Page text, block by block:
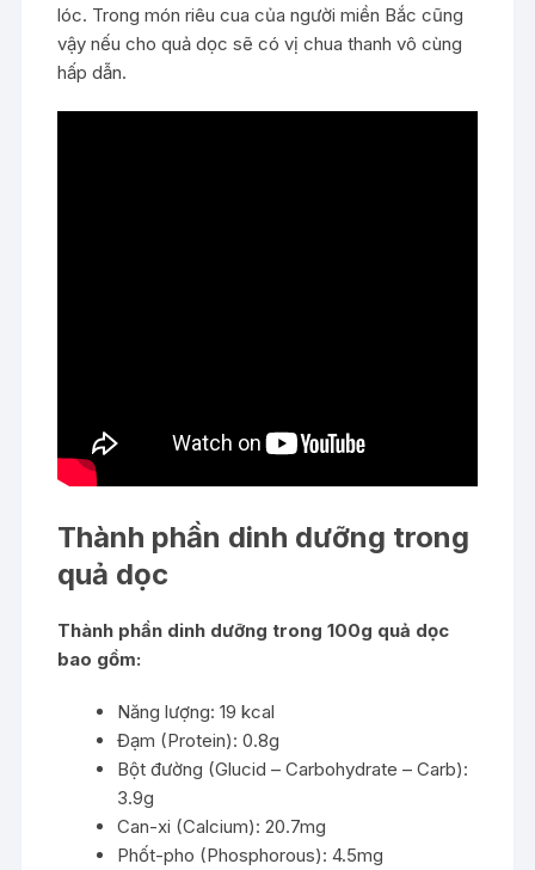
lóc. Trong món riêu cua của người miền Bắc cũng
vậy nếu cho quả dọc sẽ có vị chua thanh vô cùng
hấp dẫn.
Thành phần dinh dưỡng trong
quả dọc
Thành phần dinh dưỡng trong 100g quả dọc
bao gồm:
Năng lượng: 19 kcal
Đạm (Protein): 0.8g
Bột đường (Glucid – Carbohydrate – Carb):
3.9g
Can-xi (Calcium): 20.7mg
Phốt-pho (Phosphorous): 4.5mg